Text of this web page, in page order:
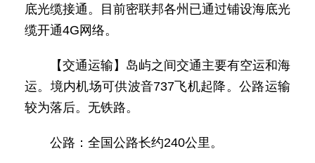
底光缆接通。目前密联邦各州已通过铺设海底光
缆开通4G网络。
【交通运输】岛屿之间交通主要有空运和海
运。境内机场可供波音737飞机起降。公路运输
较为落后。无铁路。
公路：全国公路长约240公里。